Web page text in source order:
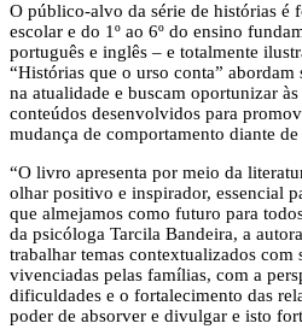
O público-alvo da série de histórias é
escolar e do 1º ao 6º do ensino
português e inglês – e totalmente
“Histórias que o urso conta” abordam
na atualidade e buscam oportunizar
conteúdos desenvolvidos para
mudança de comportamento diante
“O livro apresenta por meio da
olhar positivo e inspirador, essencial
que almejamos como futuro para
da psicóloga Tarcila Bandeira, a
trabalhar temas contextualizados com
vivenciadas pelas famílias, com a
dificuldades e o fortalecimento das
poder de absorver e divulgar e isto